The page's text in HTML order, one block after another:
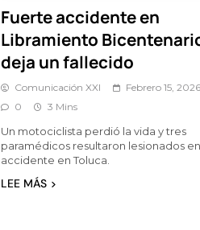
Fuerte accidente en
Libramiento
deja un fallecido
Comunicación XXI
Febrero 15, 2026
0
3 Mins
Un motociclista perdió la vida y tres
paramédicos resultaron lesionados
accidente en Toluca.
LEE MÁS